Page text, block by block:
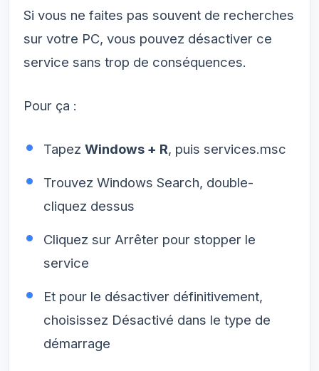
Si vous ne faites pas souvent de recherches
sur votre PC, vous pouvez désactiver ce
service sans trop de conséquences.
Pour ça :
Tapez Windows + R, puis services.msc
Trouvez Windows Search, double-
cliquez dessus
Cliquez sur Arrêter pour stopper le
service
Et pour le désactiver définitivement,
choisissez Désactivé dans le type de
démarrage